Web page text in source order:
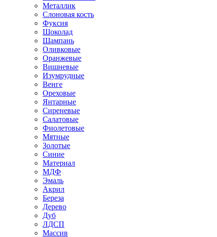
Металлик
Слоновая кость
Фуксия
Шоколад
Шампань
Оливковые
Оранжевые
Вишневые
Изумрудные
Венге
Ореховые
Янтарные
Сиреневые
Салатовые
Фиолетовые
Мятные
Золотые
Синие
Материал
МДФ
Эмаль
Акрил
Береза
Дерево
Дуб
ЛДСП
Массив